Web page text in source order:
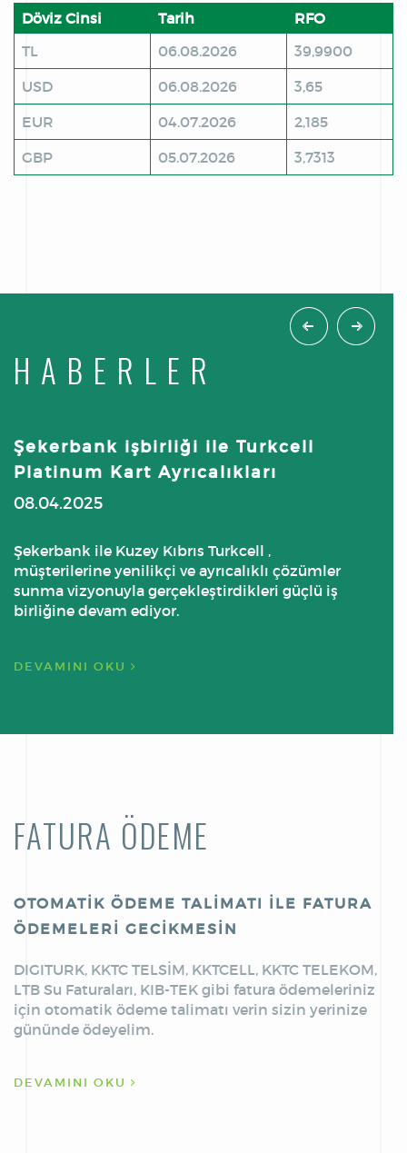
Döviz Cinsi Tarih
RFO
TL
06.08.2026
39,9900
USD
06.08.2026
3,65
EUR
04.07.2026
2,185
GBP
05.07.2026 3,7313
HABERLER
Şekerbank işbirliği ile Turkcell
Platinum Kart Ayrıcalıkları
08.04.2025
Şekerbank ile Kuzey Kıbrıs Turkcell ,
müşterilerine yenilikçi ve ayrıcalıklı çözümler
sunma vizyonuyla gerçekleştirdikleri güçlü iş
birliğine devam ediyor.
DEVAMINI OKU
FATURA ÖDEME
OTOMATİK ÖDEME TALİMATI İLE FATURA
ÖDEMELERİ GECİKMESİN
DIGITURK, KKTC TELSİM, KKTCELL, KKTC TELEKOM,
LTB Su Faturaları, KIB-TEK gibi fatura ödemeleriniz
için otomatik ödeme talimatı verin sizin yerinize
gününde ödeyelim.
DEVAMINI OKU